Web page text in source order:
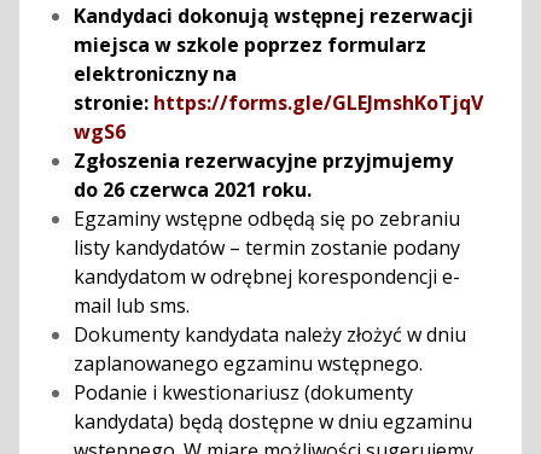
Kandydaci dokonują wstępnej rezerwacji
miejsca w szkole poprzez formularz
elektroniczny na
stronie: https://forms.gle/GLEJmshKoTjqV
wgS6
Zgłoszenia rezerwacyjne przyjmujemy
do 26 czerwca 2021 roku.
Egzaminy wstępne odbędą się po zebraniu
listy kandydatów – termin zostanie podany
kandydatom w odrębnej korespondencji e-
mail lub sms.
Dokumenty kandydata należy złożyć w dniu
zaplanowanego egzaminu wstępnego.
Podanie i kwestionariusz (dokumenty
kandydata) będą dostępne w dniu egzaminu